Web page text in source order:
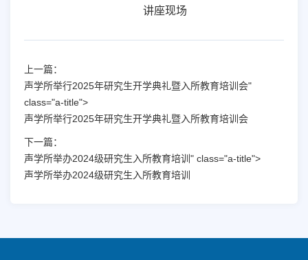
讲座现场
上一篇：
声学所举行2025年研究生开学典礼暨入所教育培训会"
class="a-title">
声学所举行2025年研究生开学典礼暨入所教育培训会
下一篇：
声学所举办2024级研究生入所教育培训" class="a-title">
声学所举办2024级研究生入所教育培训